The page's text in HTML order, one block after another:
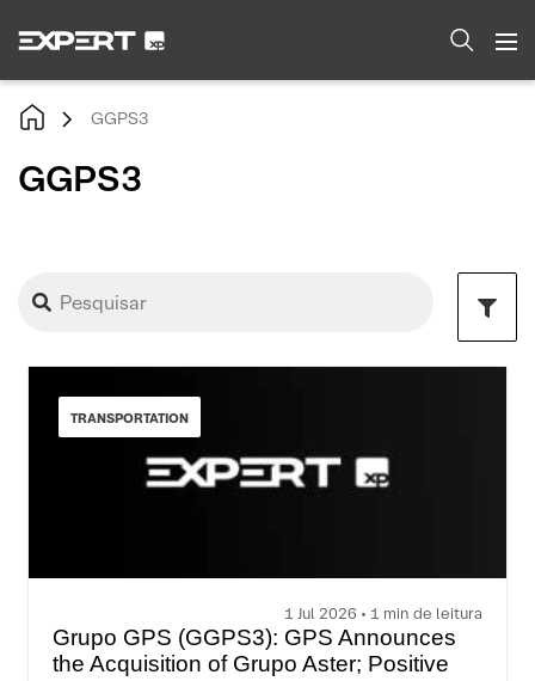
GGPS3
GGPS3
TRANSPORTATION
1 Jul 2026 • 1 min de leitura
Grupo GPS (GGPS3): GPS Announces
the Acquisition of Grupo Aster; Positive